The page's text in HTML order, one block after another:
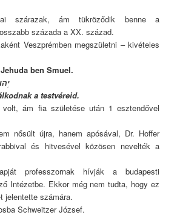
szárazak, ám tükröződik benne a
százada a XX. század.
Veszprémben megszületni – kivételes
Jehuda ben Smuel.
a testvéreid.
volt, ám fia születése után 1 esztendővel
nősült újra, hanem apósával, Dr. Hoffer
és hitvesével közösen nevelték a
professzornak hívják a budapesti
Intézetbe. Ekkor még nem tudta, hogy ez
jelentette számára.
Schweitzer József.